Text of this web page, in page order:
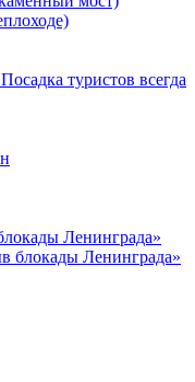
туристов всегда
Ленинграда»
блокады Ленинграда»